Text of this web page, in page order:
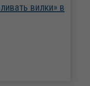
вилки» в